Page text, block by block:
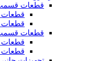
قطعات
قطعات
قطعات
قطعات
قطعات
قطعات